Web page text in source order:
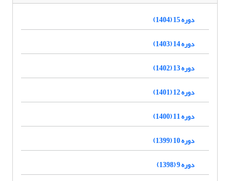
دوره 15 (1404)
دوره 14 (1403)
دوره 13 (1402)
دوره 12 (1401)
دوره 11 (1400)
دوره 10 (1399)
دوره 9 (1398)